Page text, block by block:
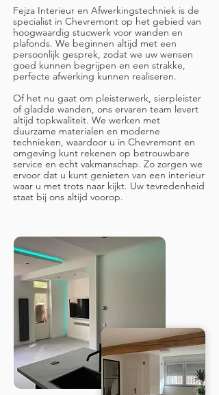
Fejza Interieur en Afwerkingstechniek is de
specialist in Chevremont op het gebied van
hoogwaardig stucwerk voor wanden en
plafonds. We beginnen altijd met een
persoonlijk gesprek, zodat we uw wensen
goed kunnen begrijpen en een strakke,
perfecte afwerking kunnen realiseren.
Of het nu gaat om pleisterwerk, sierpleister
of gladde wanden, ons ervaren team levert
altijd topkwaliteit. We werken met
duurzame materialen en moderne
technieken, waardoor u in Chevremont en
omgeving kunt rekenen op betrouwbare
service en echt vakmanschap. Zo zorgen we
ervoor dat u kunt genieten van een interieur
waar u met trots naar kijkt. Uw tevredenheid
staat bij ons altijd voorop.